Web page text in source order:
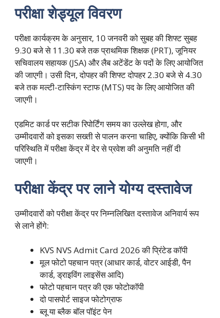
परीक्षा शेड्यूल विवरण
परीक्षा कार्यक्रम के अनुसार, 10 जनवरी को सुबह की शिफ्ट सुबह
9.30 बजे से 11.30 बजे तक प्राथमिक शिक्षक (PRT), जूनियर
सचिवालय सहायक (JSA) और लैब अटेंडेंट के पदों के लिए आयोजित
की जाएगी। उसी दिन, दोपहर की शिफ्ट दोपहर 2.30 बजे से 4.30
बजे तक मल्टी-टास्किंग स्टाफ (MTS) पद के लिए आयोजित की
जाएगी।
एडमिट कार्ड पर सटीक रिपोर्टिंग समय का उल्लेख होगा, और
उम्मीदवारों को इसका सख्ती से पालन करना चाहिए, क्योंकि किसी भी
परिस्थिति में परीक्षा केंद्र में देर से प्रवेश की अनुमति नहीं दी
जाएगी।
परीक्षा केंद्र पर लाने योग्य दस्तावेज
उम्मीदवारों को परीक्षा केंद्र पर निम्नलिखित दस्तावेज अनिवार्य रूप
से लाने होंगे:
KVS NVS Admit Card 2026 की प्रिंटेड कॉपी
मूल फोटो पहचान पत्र (आधार कार्ड, वोटर आईडी, पैन
कार्ड, ड्राइविंग लाइसेंस आदि)
फोटो पहचान पत्र की एक फोटोकॉपी
दो पासपोर्ट साइज फोटोग्राफ
ब्लू या ब्लैक बॉल पॉइंट पेन